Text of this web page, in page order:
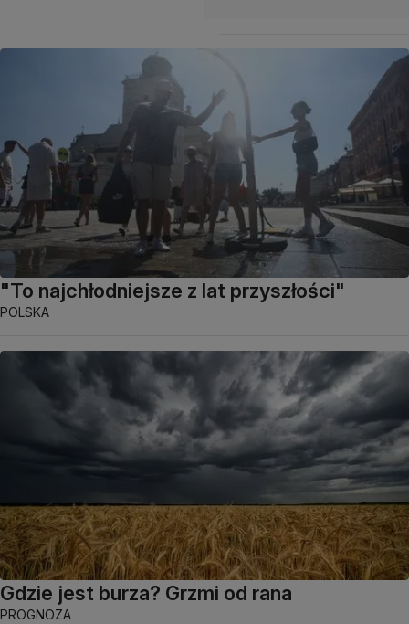
"To najchłodniejsze z lat przyszłości"
POLSKA
Gdzie jest burza? Grzmi od rana
PROGNOZA